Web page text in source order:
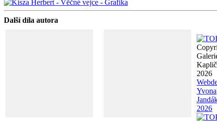
Další díla autora
2026
Yvona
2026